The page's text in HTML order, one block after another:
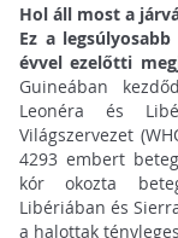
Hol áll most a
Ez a
évvel ezelőtti
Guineában
Leonéra és
Világszervezet
4293 embert
kór okozta
Libériában és
a halottak